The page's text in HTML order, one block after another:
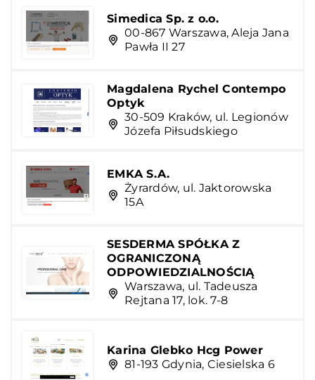
Simedica Sp. z o.o.
00-867 Warszawa, Aleja Jana
Pawła II 27
Magdalena Rychel Contempo
Optyk
30-509 Kraków, ul. Legionów
Józefa Piłsudskiego
EMKA S.A.
Żyrardów, ul. Jaktorowska
15A
SESDERMA SPÓŁKA Z
OGRANICZONĄ
ODPOWIEDZIALNOŚCIĄ
Warszawa, ul. Tadeusza
Rejtana 17, lok. 7-8
Karina Glebko Hcg Power
81-193 Gdynia, Ciesielska 6